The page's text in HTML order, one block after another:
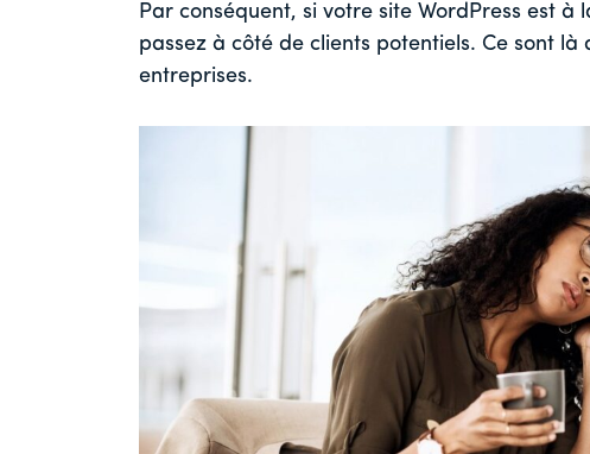
Par conséquent, si votre site WordPress est
passez à côté de clients potentiels. Ce sont
entreprises.